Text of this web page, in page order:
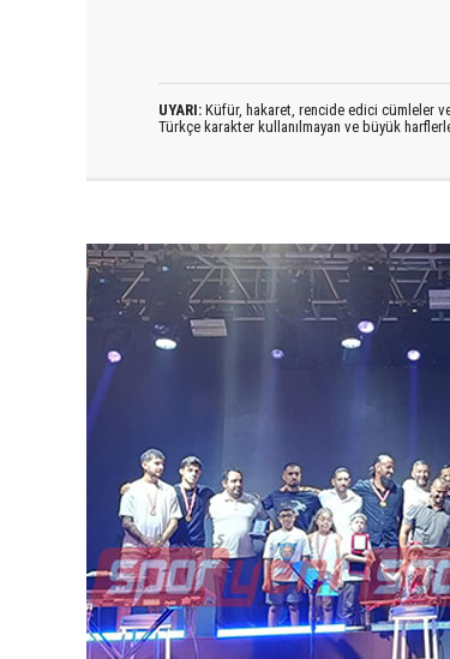
UYARI: Küfür, hakaret, rencide edici cümleler
Türkçe karakter kullanılmayan ve büyük